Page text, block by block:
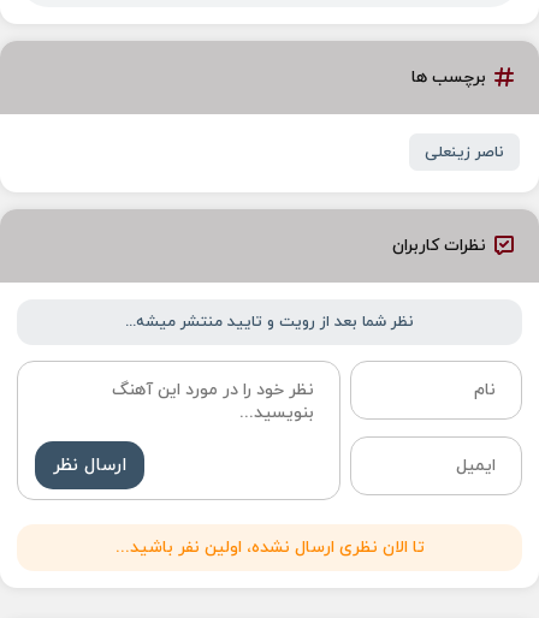
برچسب ها
ناصر زینعلی
نظرات کاربران
نظر شما بعد از رویت و تایید منتشر میشه...
ارسال نظر
تا الان نظری ارسال نشده، اولین نفر باشید...